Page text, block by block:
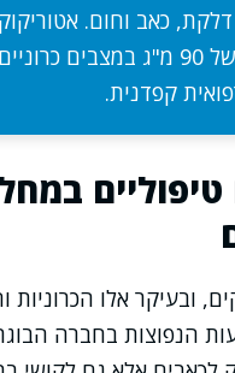
כאב וחום.
במינונים של 90 מ"ג במצבים
קפדנית.
ובעיקר אלו הכרוניות
הנפוצות בחברה